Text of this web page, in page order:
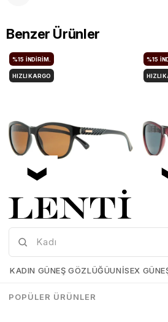
Benzer Ürünler
Mia-Maria-OF127-C2-56
%15 İNDIRIM.
HIZLI KARGO
Mia-
%15
HIZLI
KADIN GÜNEŞ GÖZLÜĞÜUNISEX
POPÜLER ÜRÜNLER